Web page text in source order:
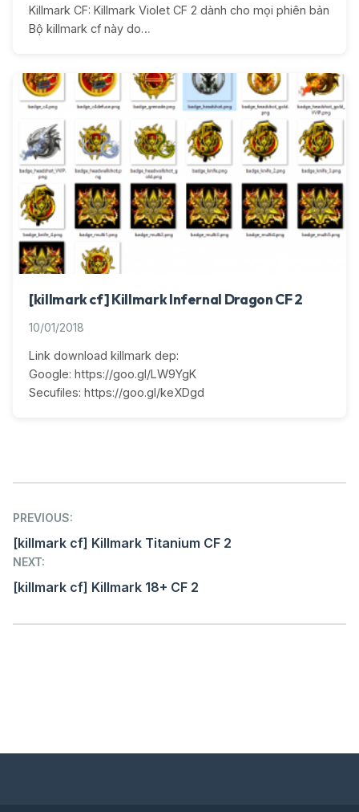
Killmark CF: Killmark Violet CF 2 dành cho mọi phiên bản
Bộ killmark cf này do…
[killmark cf] Killmark Infernal Dragon CF 2
10/01/2018
Link download killmark dep:
Google: https://goo.gl/LW9YgK
Secufiles: https://goo.gl/keXDgd
Post
navigation
PREVIOUS:
[killmark cf] Killmark Titanium CF 2
NEXT:
[killmark cf] Killmark 18+ CF 2